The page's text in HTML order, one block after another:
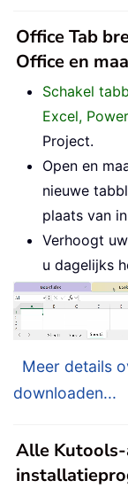
Office Tab
Office en
Schakel
Excel,
Project.
Open en
nieuwe
plaats van
Verhoogt
u dagelijks
Meer details
downloaden...
Alle